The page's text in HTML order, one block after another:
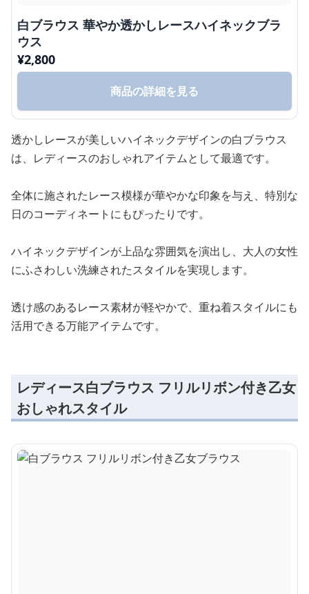
白ブラウス 華やか透かしレースハイネックブラ
ウス
¥2,800
商品の詳細を見る
透かしレースが美しいハイネックデザインの白ブラウス
は、レディースのおしゃれアイテムとして最適です。
全体に施されたレース模様が華やかな印象を与え、特別な
日のコーディネートにもぴったりです。
ハイネックデザインが上品な雰囲気を演出し、大人の女性
にふさわしい洗練されたスタイルを実現します。
透け感のあるレース素材が軽やかで、重ね着スタイルにも
活用できる万能アイテムです。
レディース白ブラウス フリルリボン付き乙女
おしゃれスタイル